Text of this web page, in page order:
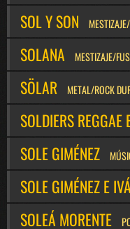
SOL Y SON
SOLANA MESTIZAJE/
SÖLAR METAL/ROCK
SOLDIERS REGGAE
SOLE GIMÉNEZ
SOLE GIMÉNEZ E
SOLEÁ MORENTE